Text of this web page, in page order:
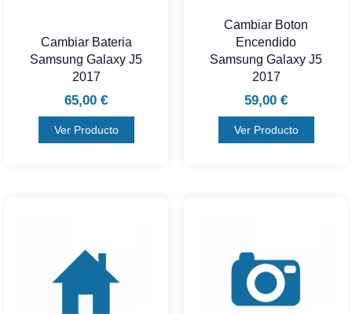
Cambiar Bateria
Samsung Galaxy J5
2017
65,00 €
Ver Producto
Cambiar Boton
Encendido
Samsung Galaxy J5
2017
59,00 €
Ver Producto